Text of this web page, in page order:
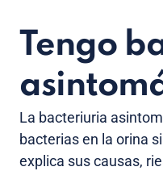
Tengo
La bacteriuria
bacterias en la orina
explica sus causas,